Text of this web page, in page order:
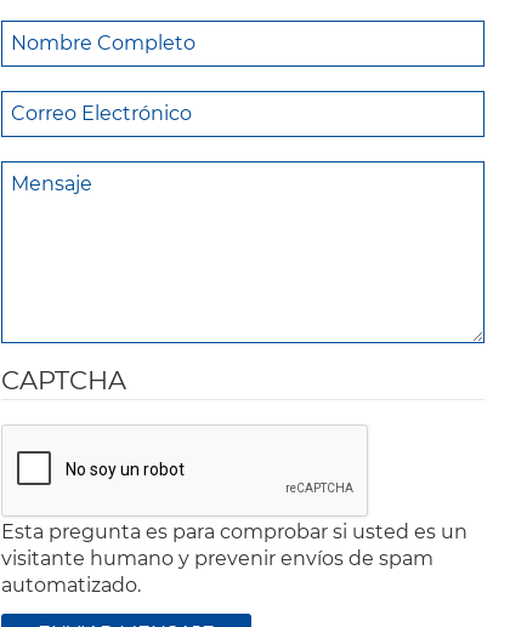
CAPTCHA
Esta pregunta es para comprobar si usted es un
visitante humano y prevenir envíos de spam
automatizado.